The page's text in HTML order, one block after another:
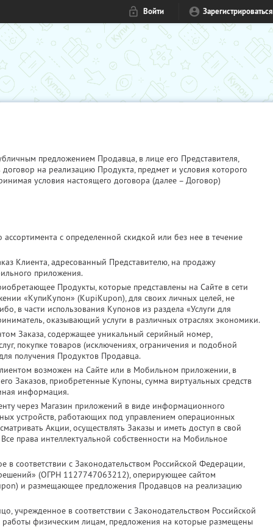
Войти Зарегистрироваться
предложением Продавца, в лице его Представителя,
на реализацию Продукта, предмет и условия которого
условия настоящего договора (далее – Договор)
с определенной скидкой или без нее в течение
Клиента, адресованный Представителю, на продажу
приложения.
Продукты, которые представлены на Сайте в сети
«КупиКупон» (KupiKupon), для своих личных целей, не
в части использования Купонов из раздела «Услуги для
оказывающий услуги в различных отраслях экономики.
Заказа, содержащее уникальный серийный номер,
покупке товаров (исключениях, ограничения и подобной
получения Продуктов Продавца.
возможен на Сайте или в Мобильном приложении, в
Заказов, приобретенные Купоны, сумма виртуальных средств
информация.
через Магазин приложений в виде информационного
устройств, работающих под управлением операционных
Акции, осуществлять Заказы и иметь доступ в свой
права интеллектуальной собственности на Мобильное
соответствии с Законодательством Российской Федерации,
(ОГРН 1127747063212), оперирующее сайтом
и размещающее предложения Продавцов на реализацию
учрежденное в соответствии с Законодательством Российской
физическим лицам, предложения на которые размещены